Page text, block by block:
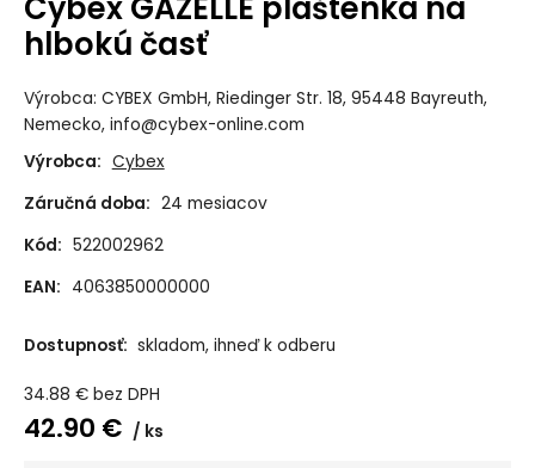
hlbokú časť
Výrobca: CYBEX GmbH, Riedinger Str. 18, 95448 Bayreuth,
Nemecko, info@cybex-online.com
Výrobca: Cybex
Záručná doba: 24 mesiacov
Kód: 522002962
EAN: 4063850000000
Dostupnosť: skladom, ihneď k odberu
34.88 € bez DPH
42.90 € ks